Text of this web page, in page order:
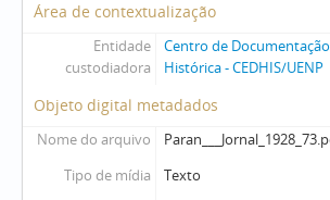
Área de contextualização
Entidade
custodiadora
Centro de
Histórica - CEDHIS/UENP
Objeto digital metadados
Nome do arquivo
Tipo de mídia
Texto